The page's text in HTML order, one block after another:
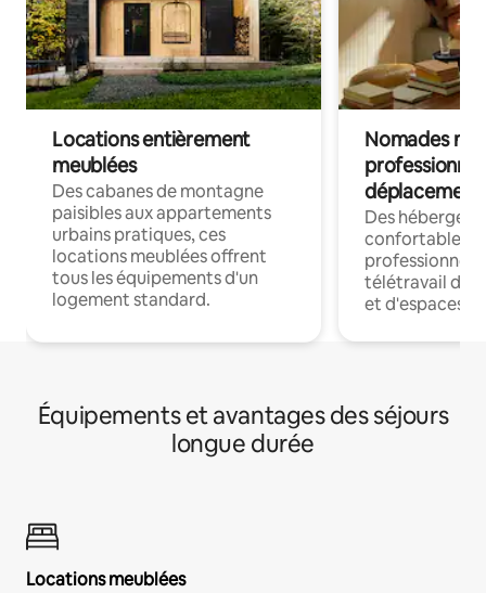
Locations entièrement
meublées
Des cabanes de montagne
paisibles aux appartements
urbains pratiques, ces
locations meublées offrent
tous les équipements d'un
logement standard.
Nomades
déplacement
Des
confortables
professionnels
télétravail
et d'espaces
Équipements et avantages des séjours
longue durée
Locations meublées